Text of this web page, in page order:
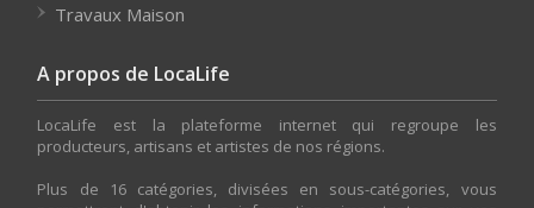
Travaux Maison
A propos de LocaLife
LocaLife est la plateforme internet qui regroupe les
producteurs, artisans et artistes de nos régions.
Plus de 16 catégories, divisées en sous-catégories, vous